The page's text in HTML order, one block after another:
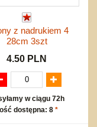
z nadrukiem 4
28cm 3szt
4.50 PLN
w ciągu 72h
dostępna: 8 *